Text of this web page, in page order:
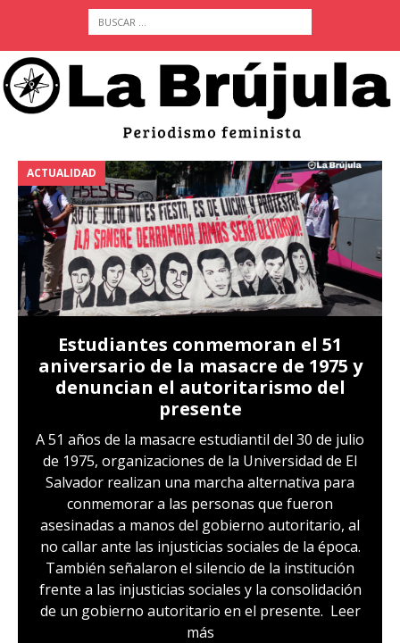
ACTUALIDAD
Estudiantes conmemoran el 51
aniversario de la masacre de 1975 y
denuncian el autoritarismo del
presente
A 51 años de la masacre estudiantil del 30 de julio
de 1975, organizaciones de la Universidad de El
Salvador realizan una marcha alternativa para
conmemorar a las personas que fueron
asesinadas a manos del gobierno autoritario, al
no callar ante las injusticias sociales de la época.
También señalaron el silencio de la institución
frente a las injusticias sociales y la consolidación
de un gobierno autoritario en el presente. Leer
más